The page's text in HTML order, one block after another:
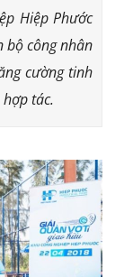
Hiệp Phước
bộ công nhân
cường tinh
tác.